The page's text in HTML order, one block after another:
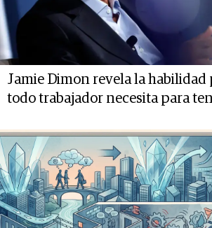
Jamie Dimon revela la habilidad
todo trabajador necesita para